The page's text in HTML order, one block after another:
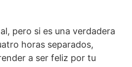
pero si es una verdadera
horas separados,
a ser feliz por tu